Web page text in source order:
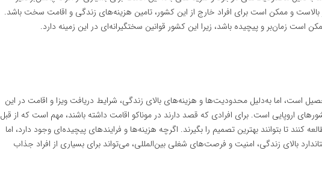
بالاست و ممکن است برای افراد خارج از این کشور، تامین هزینه‌های زندگی و اقامت سخت باشد.
است زمان‌بر و پیچیده باشد، زیرا این کشور قوانین سختگیرانه‌ای در این زمینه دارد.
است، اما به‌دلیل محدودیت‌ها و هزینه‌های بالای زندگی، شرایط دریافت ویزا و اقامت در این
اروپایی است. برای افرادی که قصد دارند در موناکو اقامت داشته باشند، مهم است که از قبل
کنند تا بتوانند بهترین تصمیم را بگیرند. اگرچه هزینه‌ها و فرایندهای پیچیده‌ای وجود دارد، اما
بالای زندگی، امنیت و فرصت‌های شغلی بین‌المللی، می‌تواند برای بسیاری از افراد جذاب